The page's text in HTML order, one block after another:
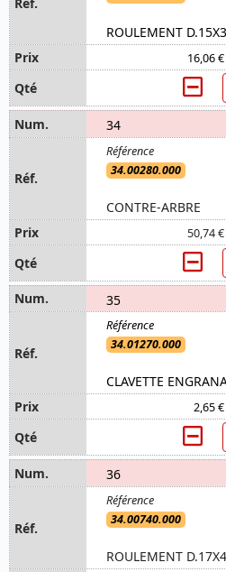
ROULEMENT
16,06 €
34
34.00280.000
CONTRE-ARBRE
50,74 €
35
34.01270.000
CLAVETTE
2,65 €
36
34.00740.000
ROULEMENT